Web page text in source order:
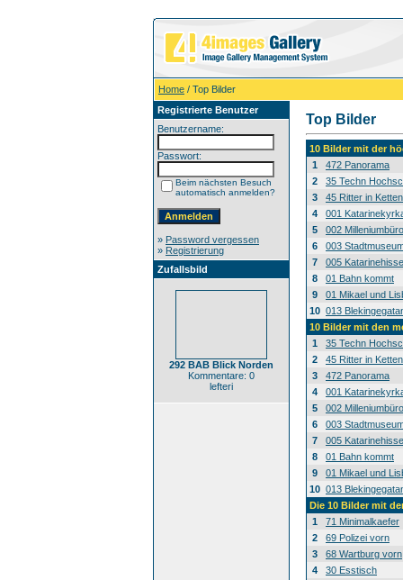
Home / Top Bilder
Registrierte Benutzer
Benutzername:
Passwort:
Beim nächsten Besuch
automatisch anmelden?
» Password vergessen
» Registrierung
Zufallsbild
292 BAB Blick Norden
Kommentare: 0
lefteri
Top Bilder
10 Bilder mit der
1
472 Panorama
2
35 Techn
3
45 Ritter in
4
001
5
002 Milleniumbüro
6
003
7
005
8
01 Bahn kommt
9
01 Mikael und
10 013
10 Bilder mit den
1
35 Techn
2
45 Ritter in
3
472 Panorama
4
001
5
002 Milleniumbüro
6
003
7
005
8
01 Bahn kommt
9
01 Mikael und
10 013
Die 10 Bilder mit
1
71 Minimalkaefer
2
69 Polizei vorn
3
68 Wartburg vorn
4
30 Esstisch